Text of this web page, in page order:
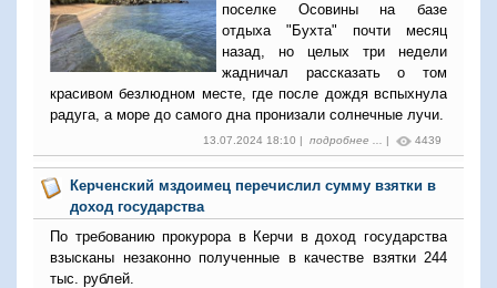
поселке Осовины на базе
отдыха "Бухта" почти месяц
назад, но целых три недели
жадничал рассказать о том
красивом безлюдном месте, где после дождя вспыхнула
радуга, а море до самого дна пронизали солнечные лучи.
13.07.2024 18:10 | подробнее ... | 4439
Керченский мздоимец перечислил сумму взятки в
доход государства
По требованию прокурора в Керчи в доход государства
взысканы незаконно полученные в качестве взятки 244
тыс. рублей.